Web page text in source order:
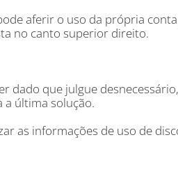
aferir o uso da própria
no canto superior direito.
que julgue
a última solução.
as informações de uso de